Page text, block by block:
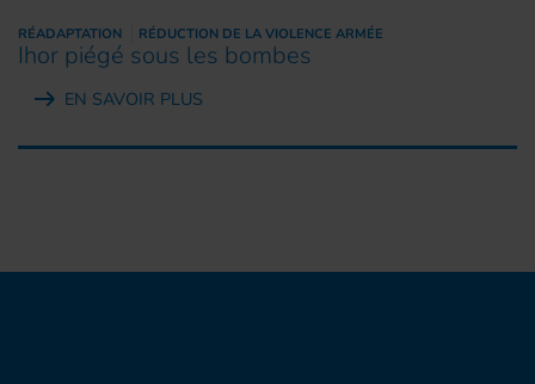
RÉADAPTATION RÉDUCTION DE LA VIOLENCE ARMÉE
Ihor piégé sous les bombes
EN SAVOIR PLUS